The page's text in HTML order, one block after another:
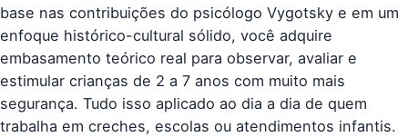
base nas contribuições do psicólogo Vygotsky e em um
enfoque histórico-cultural sólido, você adquire
embasamento teórico real para observar, avaliar e
estimular crianças de 2 a 7 anos com muito mais
segurança. Tudo isso aplicado ao dia a dia de quem
trabalha em creches, escolas ou atendimentos infantis.